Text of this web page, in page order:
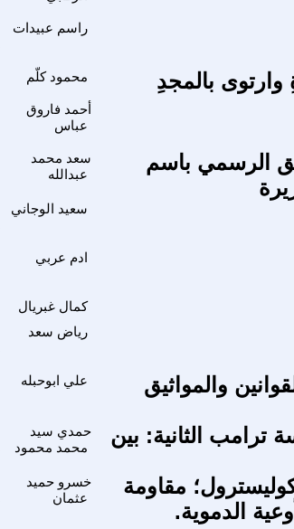
راسم عبيدات
محمود كلّم بالمجدِ
أحمد فاروق
عباس
سعد محمد
عبدالله
الرسمي باسم
سعيد الوجاني
ادم عربي
كمال غبريال
رياض سعد
علي ابوحبله
والمواثيق
حمدي سيد
محمد محمود
ترامب الثانية: بين
خسرو حميد
عثمان
مقاومة
الدموية.